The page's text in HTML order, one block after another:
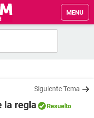
MENU
Siguiente Tema
la regla Resuelto